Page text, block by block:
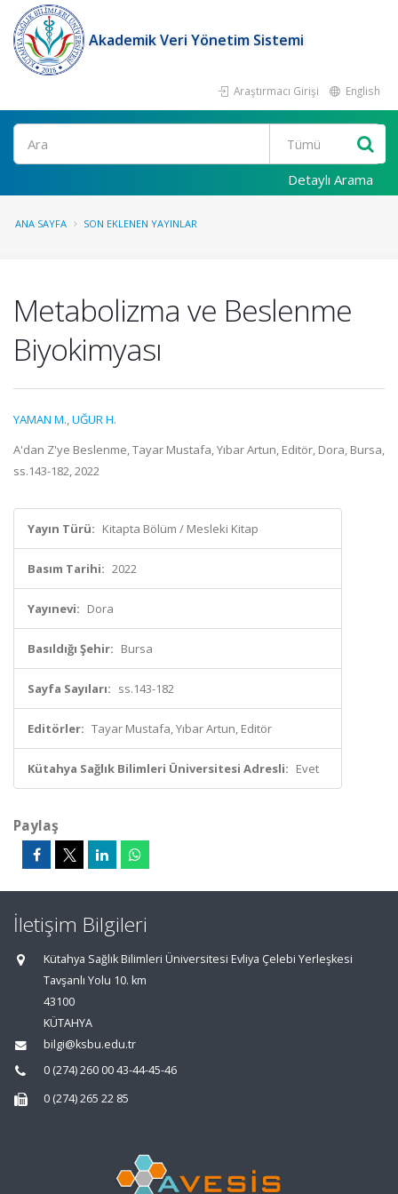
Akademik Veri Yönetim Sistemi
Araştırmacı Girişi English
Ara
Detaylı Arama
ANA SAYFA SON EKLENEN YAYINLAR
Metabolizma ve Beslenme
Biyokimyası
YAMAN M.,UĞUR H.
A'dan Z'ye Beslenme, Tayar Mustafa, Yıbar Artun, Editör, Dora, Bursa,
ss.143-182, 2022
Yayın Türü: Kitapta Bölüm / Mesleki Kitap
Basım Tarihi: 2022
Yayınevi: Dora
Basıldığı Şehir: Bursa
Sayfa Sayıları: ss.143-182
Editörler: Tayar Mustafa, Yıbar Artun, Editör
Kütahya Sağlık Bilimleri Üniversitesi Adresli: Evet
Paylaş
İletişim Bilgileri
Kütahya Sağlık Bilimleri Üniversitesi Evliya Çelebi Yerleşkesi
Tavşanlı Yolu 10. km
43100
KÜTAHYA
bilgi@ksbu.edu.tr
0 (274) 260 00 43-44-45-46
0 (274) 265 22 85